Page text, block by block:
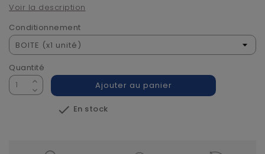
Voir la description
Conditionnement
Quantité
Ajouter au panier
 En stock